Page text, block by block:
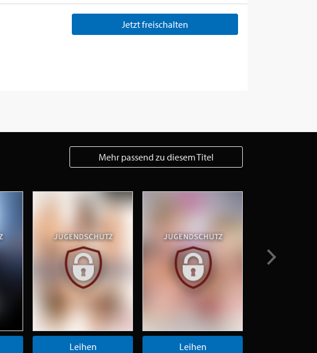
Jetzt freischalten
Mehr passend zu diesem Titel
Leihen
Leihen